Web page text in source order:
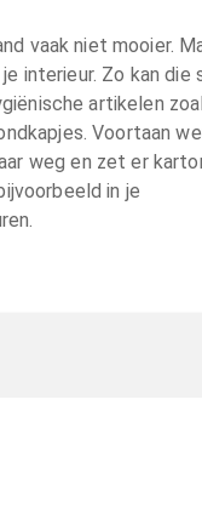
vaak niet mooier.
interieur. Zo kan
artikelen
Voortaan
weg en zet er
in je